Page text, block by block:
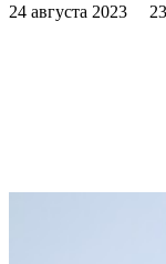
24 августа 2023